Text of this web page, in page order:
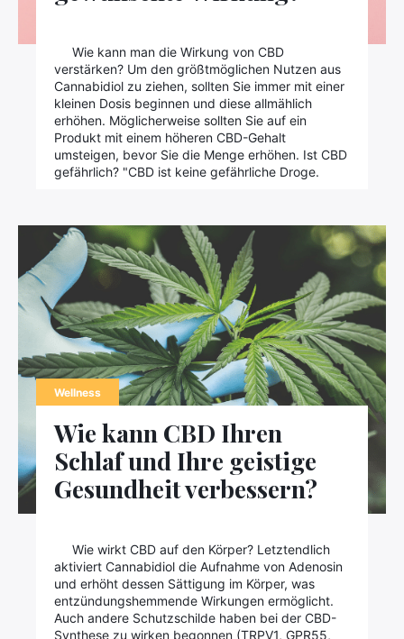
Wie kann man die Wirkung von CBD
verstärken? Um den größtmöglichen Nutzen aus
Cannabidiol zu ziehen, sollten Sie immer mit einer
kleinen Dosis beginnen und diese allmählich
erhöhen. Möglicherweise sollten Sie auf ein
Produkt mit einem höheren CBD-Gehalt
umsteigen, bevor Sie die Menge erhöhen. Ist CBD
gefährlich? "CBD ist keine gefährliche Droge.
Wellness
Wie kann CBD Ihren
Schlaf und Ihre geistige
Gesundheit verbessern?
Wie wirkt CBD auf den Körper? Letztendlich
aktiviert Cannabidiol die Aufnahme von Adenosin
und erhöht dessen Sättigung im Körper, was
entzündungshemmende Wirkungen ermöglicht.
Auch andere Schutzschilde haben bei der CBD-
Synthese zu wirken begonnen (TRPV1, GPR55,